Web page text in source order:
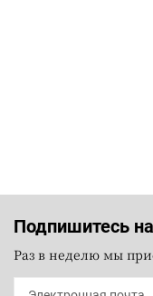
Подпишитесь
Раз в неделю мы